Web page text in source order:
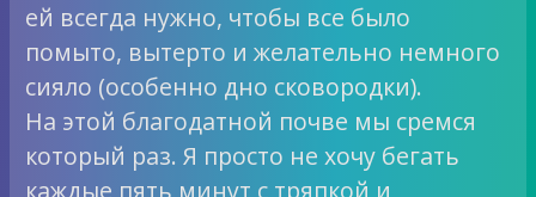
ей всегда нужно, чтобы все было
помыто, вытерто и желательно немного
сияло (особенно дно сковородки).
На этой благодатной почве мы сремся
который раз. Я просто не хочу бегать